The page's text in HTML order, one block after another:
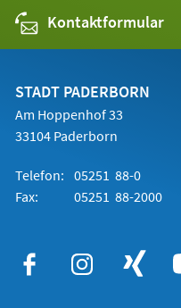
Kontaktformular
STADT PADERBORN
Am Hoppenhof 33
33104 Paderborn
Telefon: 05251 88-0
Fax:
05251 88-2000